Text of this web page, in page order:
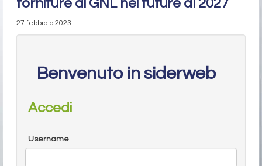
forniture di GNL nei future al 2027
27 febbraio 2023
Benvenuto in siderweb
Accedi
Username